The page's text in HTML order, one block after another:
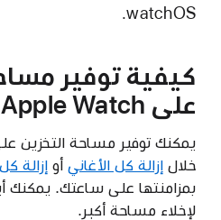
watchOS.
كيفية توفير
على Apple Watch
خلال إزالة كل الأغاني أو إزالة
بمزامنتها على ساعتك. يمكنك
لإخلاء مساحة أكبر.